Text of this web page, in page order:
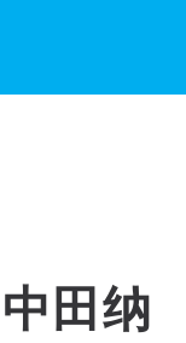
中田纳